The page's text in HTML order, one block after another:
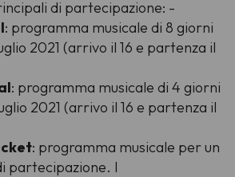
di partecipazione: -
: programma musicale di 8 giorni
2021 (arrivo il 16 e partenza il
: programma musicale di 4 giorni
2021 (arrivo il 16 e partenza il
: programma musicale per un
partecipazione. I